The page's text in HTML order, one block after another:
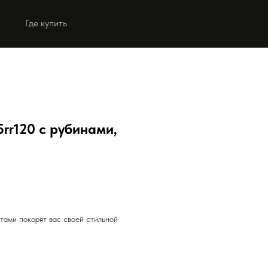
Выбрать коллекцию
Где купить
с рубинами,
покорят вас своей стильной